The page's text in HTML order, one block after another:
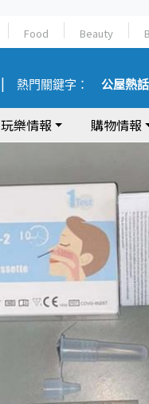
Food Beauty
熱門關鍵字： 公屋熱話
玩樂情報 購物情報